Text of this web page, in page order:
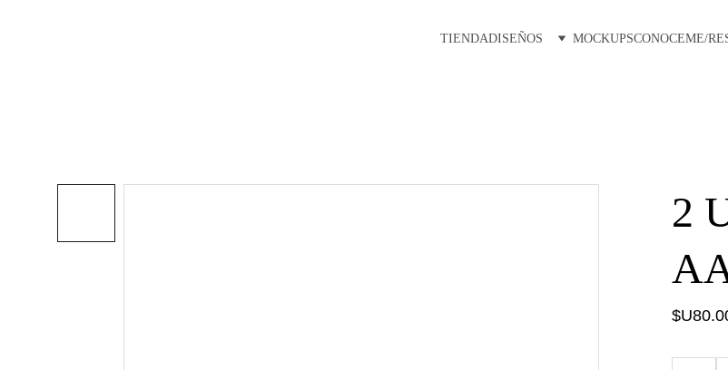
TIENDADISEÑOS MOCKUPSCONOCEME/
2